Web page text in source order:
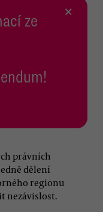
ze
×
právních
dělení
regionu
nezávislost.